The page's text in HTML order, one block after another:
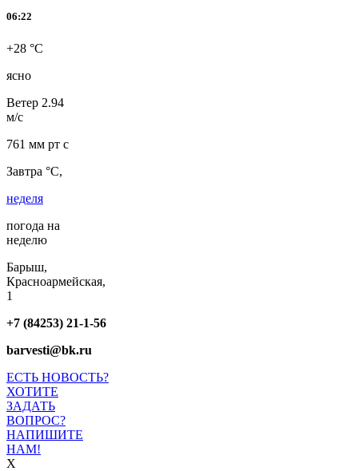
06:22
+28 °C
ясно
Ветер 2.94
м/с
761 мм рт с
Завтра °C,
неделя
погода на
неделю
Барыш,
Красноармейская,
1
+7 (84253) 21-1-56
barvesti@bk.ru
ЕСТЬ НОВОСТЬ?
ХОТИТЕ
ЗАДАТЬ
ВОПРОС?
НАПИШИТЕ
НАМ!
X